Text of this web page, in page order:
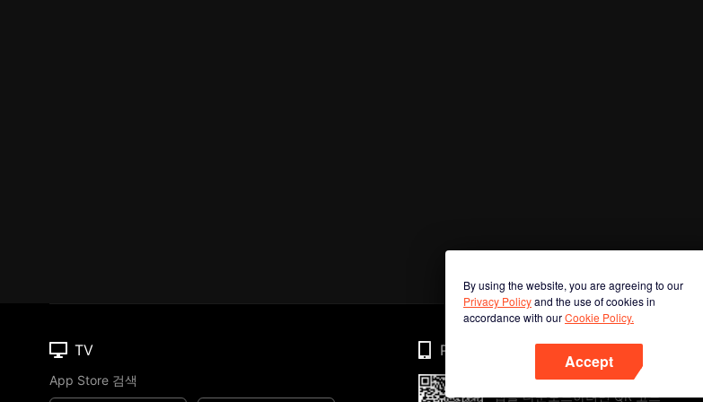
By using the website, you are agreeing to our
Privacy Policyand the use of cookies in
accordance with ourCookie Policy.
Accept
TV
App Store 검색
Phone
앱을 다운로드하려면 QR 코드